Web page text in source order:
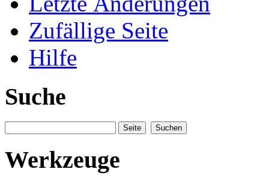
Zufällige Seite
Hilfe
Suche
Werkzeuge